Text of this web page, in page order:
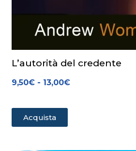
L’autorità del credente
9,50€ - 13,00€
Acquista